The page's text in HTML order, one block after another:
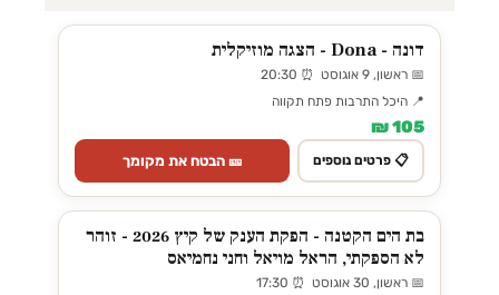
דונה - Dona - הצגה מוזיקלית
📅 ראשון, 9 אוגוסט ⏰ 20:30
📍 היכל התרבות פתח תקווה
105 ₪
📋 פרטים נוספים 🎫 הבטח את מקומך
בת הים הקטנה - הפקת הענק של קיץ 2026 - זוהר
לא הספקתי, הראל מויאל וחני נחמיאס
📅 ראשון, 30 אוגוסט ⏰ 17:30